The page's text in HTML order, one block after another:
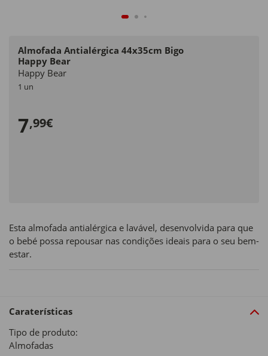
Almofada Antialérgica 44x35cm Bigo
Happy Bear
Happy Bear
1 un
7,99€
Esta almofada antialérgica e lavável, desenvolvida para que
o bebé possa repousar nas condições ideais para o seu bem-
estar.
Caraterísticas
Tipo de produto:
Almofadas